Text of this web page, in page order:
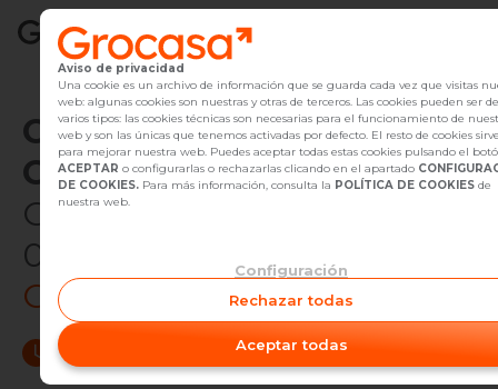
Vender
Buscar Inmuebles
Alquiler
Empleo
Oficinas
Contacto
Oficina Inmobiliaria de
Grocasa enGavà
Carrer de Sant Lluís, 49,
08850 Gavà, Barcelona
Código de oficina:G12
10:00 - 14:00 y 16:00 - 20:00
Sábado
Aviso de privacidad
Una cookie es un archivo de información que se guarda cada vez que visitas
web: algunas cookies son nuestras y otras de terceros. Las cookies pueden ser de
varios tipos: las cookies técnicas son necesarias para el funcionamiento de
web y son las únicas que tenemos activadas por defecto. El resto de cookies
para mejorar nuestra web. Puedes aceptar todas estas cookies pulsando el
ACEPTAR o configurarlas o rechazarlas clicando en el apartado
DE COOKIES. Para más información, consulta la POLÍTICA DE COOKIES de
nuestra web.
Configuración
Rechazar todas
Aceptar todas